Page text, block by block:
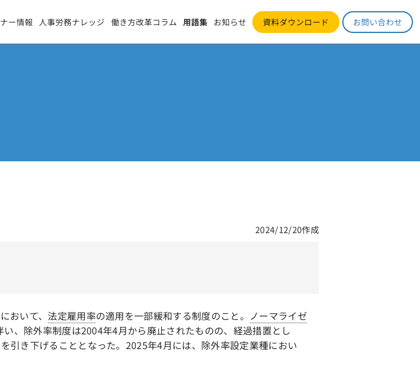
ー情報 人事労務ナレッジ 働き方改革コラム 用語集 お知らせ 資料ダウンロード お問い合わせ
2024/12/20作成
おいて、法定雇用率の適用を一部緩和する制度のこと。 ノーマライゼ
い、除外率制度は2004年4月から廃止されたものの、経過措置とし
引き下げることとなった。2025年4月には、除外率設定業種におい